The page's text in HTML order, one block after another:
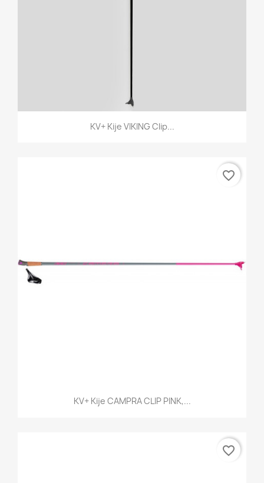
KV+ Kije VIKING Clip...
KV+ Kije CAMPRA CLIP PINK,...
favorite_border
favorite_border